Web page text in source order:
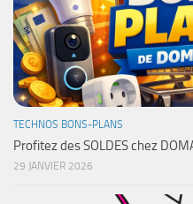
TECHNOS BONS-PLANS
Profitez des SOLDES chez
29 JANVIER 2026